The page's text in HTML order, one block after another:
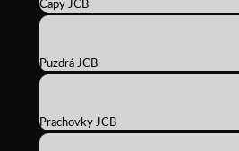
Čapy JCB
Puzdrá JCB
Prachovky JCB